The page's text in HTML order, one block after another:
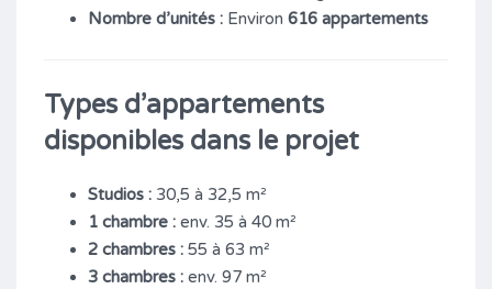
Nombre d’unités : Environ 616 appartements
Types d’appartements
disponibles dans le projet
Studios : 30,5 à 32,5 m²
1 chambre : env. 35 à 40 m²
2 chambres : 55 à 63 m²
3 chambres : env. 97 m²